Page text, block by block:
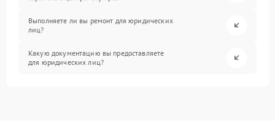
Выполняете ли вы ремонт для юридических
лиц?
Какую документацию вы предоставляете
для юридических лиц?